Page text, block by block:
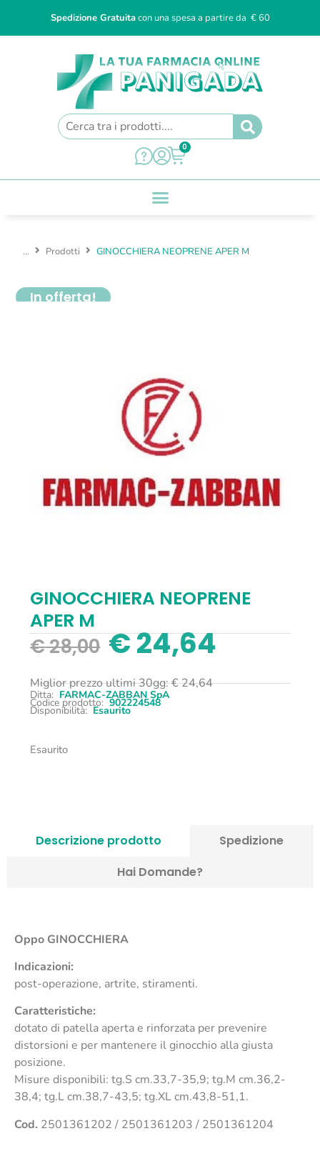
Spedizione Gratuitacon una spesa a partire da € 60
0
... Prodotti GINOCCHIERA NEOPRENE APER M
In offerta!
GINOCCHIERA NEOPRENE
APER M
€28,00 €24,64
Miglior prezzo ultimi 30gg:€24,64
Ditta: FARMAC-ZABBAN SpA
Codice prodotto: 902224548
Disponibilità: Esaurito
Esaurito
Descrizione prodotto
Spedizione
Hai Domande?
Oppo GINOCCHIERA
Indicazioni:
post-operazione, artrite, stiramenti.
Caratteristiche:
dotato di patella aperta e rinforzata per prevenire
distorsioni e per mantenere il ginocchio alla giusta
posizione.
Misure disponibili: tg.S cm.33,7-35,9; tg.M cm.36,2-
38,4; tg.L cm.38,7-43,5; tg.XL cm.43,8-51,1.
Cod. 2501361202 / 2501361203 / 2501361204